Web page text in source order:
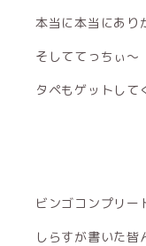
本当に本当にあり
そしててっちぃ〜
タペもゲットして
ビンゴコンプリー
しらすが書いた皆